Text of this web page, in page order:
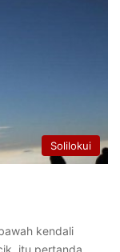
Solilokui
kendali
itu pertanda